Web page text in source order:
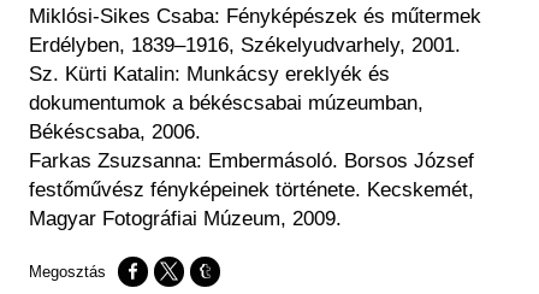
Miklósi-Sikes Csaba: Fényképészek és műtermek
Erdélyben, 1839–1916, Székelyudvarhely, 2001.
Sz. Kürti Katalin: Munkácsy ereklyék és
dokumentumok a békéscsabai múzeumban,
Békéscsaba, 2006.
Farkas Zsuzsanna: Embermásoló. Borsos József
festőművész fényképeinek története. Kecskemét,
Magyar Fotográfiai Múzeum, 2009.
Opens in a new window
Opens in a new window
Opens in a new window